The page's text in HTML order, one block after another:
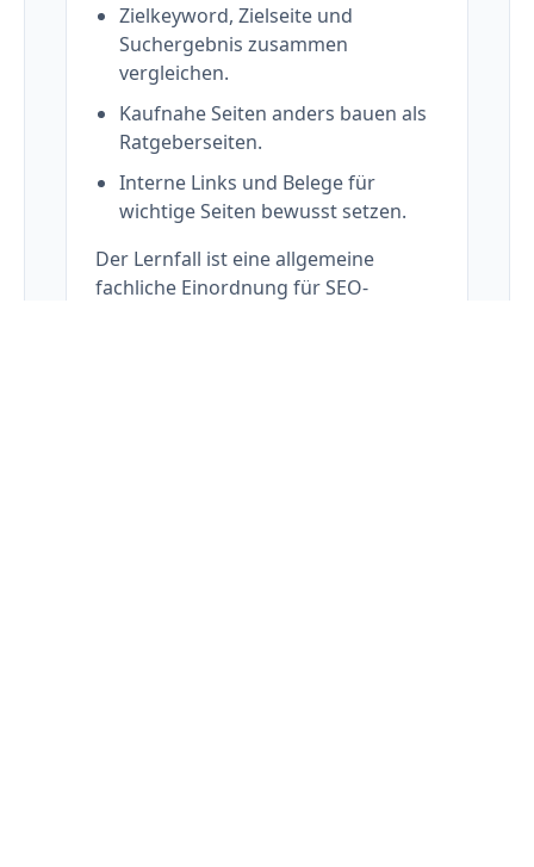
Zielkeyword, Zielseite und
Suchergebnis zusammen
vergleichen.
Kaufnahe Seiten anders bauen als
Ratgeberseiten.
Interne Links und Belege für
wichtige Seiten bewusst setzen.
Der Lernfall ist eine allgemeine
fachliche Einordnung für SEO-